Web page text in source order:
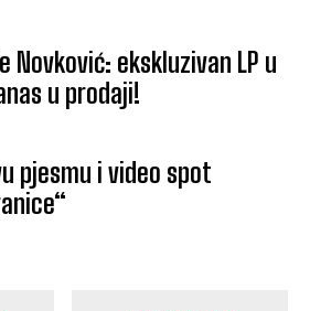
Novković: ekskluzivan LP u
u prodaji!
pjesmu i video spot